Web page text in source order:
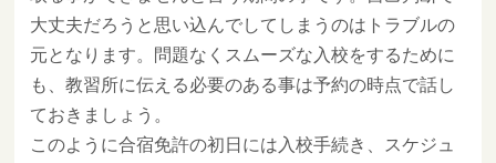
大丈夫だろうと思い込んでしてしまうのはトラブルの
元となります。問題なくスムーズな入校をするために
も、教習所に伝える必要のある事は予約の時点で話し
ておきましょう。
このように合宿免許の初日には入校手続き、スケジュ